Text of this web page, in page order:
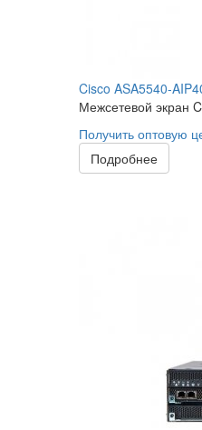
Cisco ASA5540-
Межсетевой экран
Получить оптовую
Подробнее